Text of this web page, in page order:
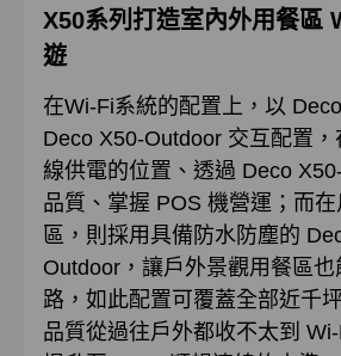
X50系列 打造室內外用餐區
遊
在Wi-Fi系統的配置上，以
Deco X50-Outdoor 交互配置
線供電的位置、透過 Deco
品質、掌握 POS 機營運；而
區，則採用具備防水防塵的
Outdoor，讓戶外景觀用餐區也
路，如此配置可覆蓋全部近千
品質從過往戶外都收不太到 Wi-